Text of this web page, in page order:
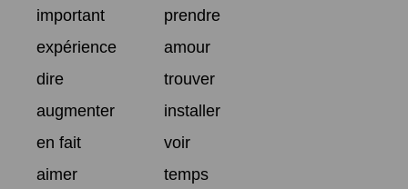
important
prendre
expérience
amour
dire
trouver
augmenter
installer
en fait
voir
aimer
temps